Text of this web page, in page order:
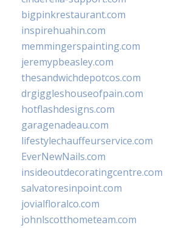
bigpinkrestaurant.com
inspirehuahin.com
memmingerspainting.com
jeremypbeasley.com
thesandwichdepotcos.com
drgiggleshouseofpain.com
hotflashdesigns.com
garagenadeau.com
lifestylechauffeurservice.com
EverNewNails.com
insideoutdecoratingcentre.com
salvatoresinpoint.com
jovialfloralco.com
johnlscotthometeam.com